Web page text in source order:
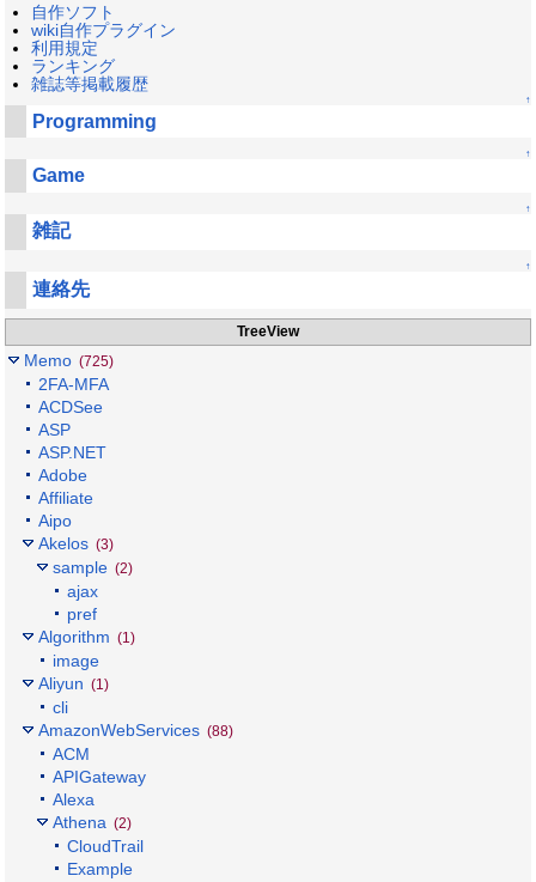
自作ソフト
wiki自作プラグイン
利用規定
ランキング
雑誌等掲載履歴
↑
Programming
↑
Game
↑
雑記
↑
連絡先
TreeView
Memo (725)
2FA-MFA
ACDSee
ASP
ASP.NET
Adobe
Affiliate
Aipo
Akelos (3)
sample (2)
ajax
pref
Algorithm (1)
image
Aliyun (1)
cli
AmazonWebServices (88)
ACM
APIGateway
Alexa
Athena (2)
CloudTrail
Example